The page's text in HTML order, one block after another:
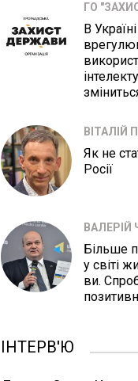
ГО
В
ВІТАЛІЙ
Як не
Росії
ВАЛЕРІЙ
Більше
у світі
ви.
ІНТЕРВ'Ю